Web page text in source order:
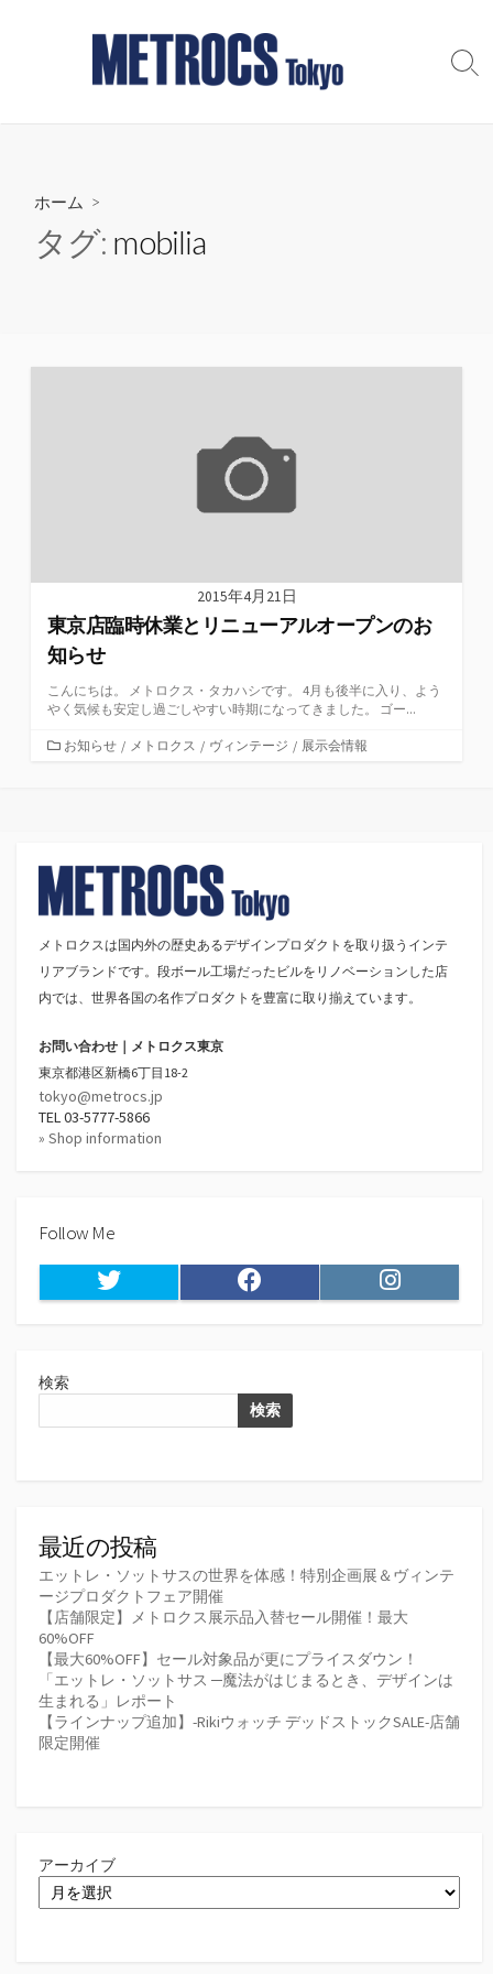
ツ
検
ホーム >
タグ: mobilia
2015年4月21日
東京店臨時休業とリニューアルオープンのお
知らせ
こんにちは。 メトロクス・タカハシです。 4月も後半に入り、よう
やく気候も安定し過ごしやすい時期になってきました。 ゴー...
カお知らせ / メトロクス / ヴィンテージ / 展示会情報
メトロクスは国内外の歴史あるデザインプロダクトを取り扱うインテ
リアブランドです。段ボール工場だったビルをリノベーションした店
内では、世界各国の名作プロダクトを豊富に取り揃えています。
お問い合わせ｜メトロクス東京
東京都港区新橋6丁目18-2
tokyo@metrocs.jp
TEL 03-5777-5866
» Shop information
Follow Me
Twitter Facebook Instagram
検索
検索
最近の投稿
エットレ・ソットサスの世界を体感！特別企画展＆ヴィンテ
ージプロダクトフェア開催
【店舗限定】メトロクス展示品入替セール開催！最大
60%OFF
【最大60%OFF】セール対象品が更にプライスダウン！
「エットレ・ソットサス ─魔法がはじまるとき、デザインは
生まれる」レポート
【ラインナップ追加】-Rikiウォッチ デッドストックSALE-店舗
限定開催
アーカイブ